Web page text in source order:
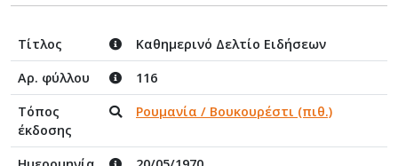
Τίτλος
Καθημερινό Δελτίο Ειδήσεων
Αρ. φύλλου
116
Τόπος
έκδοσης
Ρουμανία / Βουκουρέστι (πιθ.)